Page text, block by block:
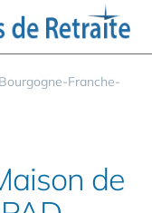
Bourgogne-Franche-
de